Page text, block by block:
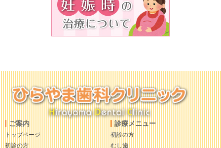
ご案内
トップページ
初診の方
診療メニュー
初診の方
むし歯